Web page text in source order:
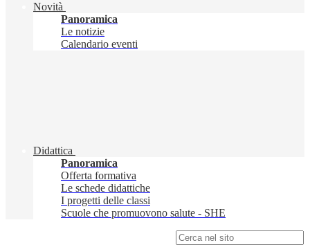
Novità
Panoramica
Le notizie
Calendario eventi
Didattica
Panoramica
Offerta formativa
Le schede didattiche
I progetti delle classi
Scuole che promuovono salute - SHE